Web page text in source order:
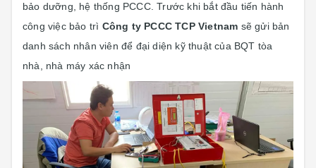
bảo dưỡng, hệ thống PCCC. Trước khi bắt đầu tiến hành
công việc bảo trì Công ty PCCC TCP Vietnam sẽ gửi bản
danh sách nhân viên để đại diện kỹ thuật của BQT tòa
nhà, nhà máy xác nhận